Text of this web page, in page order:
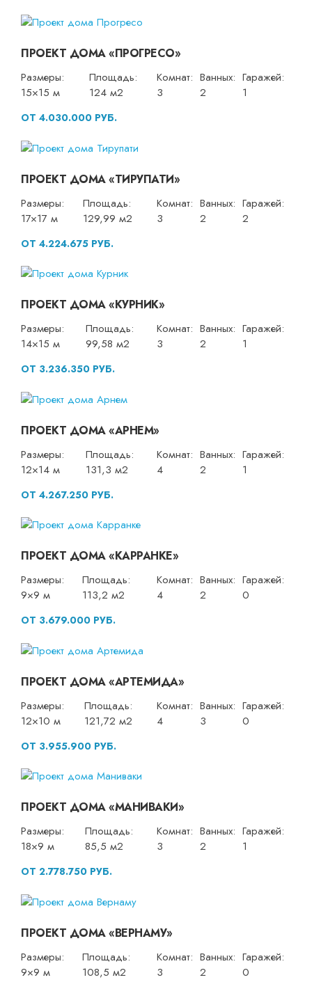
ПРОЕКТ ДОМА «ПРОГРЕСО»
Размеры:
15×15 м
Площадь:
124 м2
Комнат:
3
Ванных:
2
Гаражей:
1
ОТ 4.030.000 РУБ.
ПРОЕКТ ДОМА «ТИРУПАТИ»
Размеры:
17×17 м
Площадь:
129,99 м2
Комнат:
3
Ванных:
2
Гаражей:
2
ОТ 4.224.675 РУБ.
ПРОЕКТ ДОМА «КУРНИК»
Размеры:
14×15 м
Площадь:
99,58 м2
Комнат:
3
Ванных:
2
Гаражей:
1
ОТ 3.236.350 РУБ.
ПРОЕКТ ДОМА «АРНЕМ»
Размеры:
12×14 м
Площадь:
131,3 м2
Комнат:
4
Ванных:
2
Гаражей:
1
ОТ 4.267.250 РУБ.
ПРОЕКТ ДОМА «КАРРАНКЕ»
Размеры:
9×9 м
Площадь:
113,2 м2
Комнат:
4
Ванных:
2
Гаражей:
0
ОТ 3.679.000 РУБ.
ПРОЕКТ ДОМА «АРТЕМИДА»
Размеры:
12×10 м
Площадь:
121,72 м2
Комнат:
4
Ванных:
3
Гаражей:
0
ОТ 3.955.900 РУБ.
ПРОЕКТ ДОМА «МАНИВАКИ»
Размеры:
18×9 м
Площадь:
85,5 м2
Комнат:
3
Ванных:
2
Гаражей:
1
ОТ 2.778.750 РУБ.
ПРОЕКТ ДОМА «ВЕРНАМУ»
Размеры:
9×9 м
Площадь:
108,5 м2
Комнат:
3
Ванных:
2
Гаражей:
0